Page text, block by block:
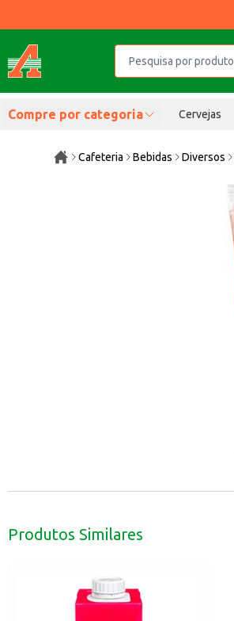
Compre por categoria Cervejas
Cafeteria Bebidas Diversos
Produtos Similares